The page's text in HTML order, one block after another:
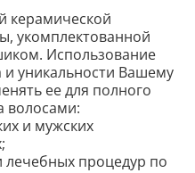
укомплектованной
Использование
уникальности Вашему
ее для полного
волосами:
и мужских
процедур по